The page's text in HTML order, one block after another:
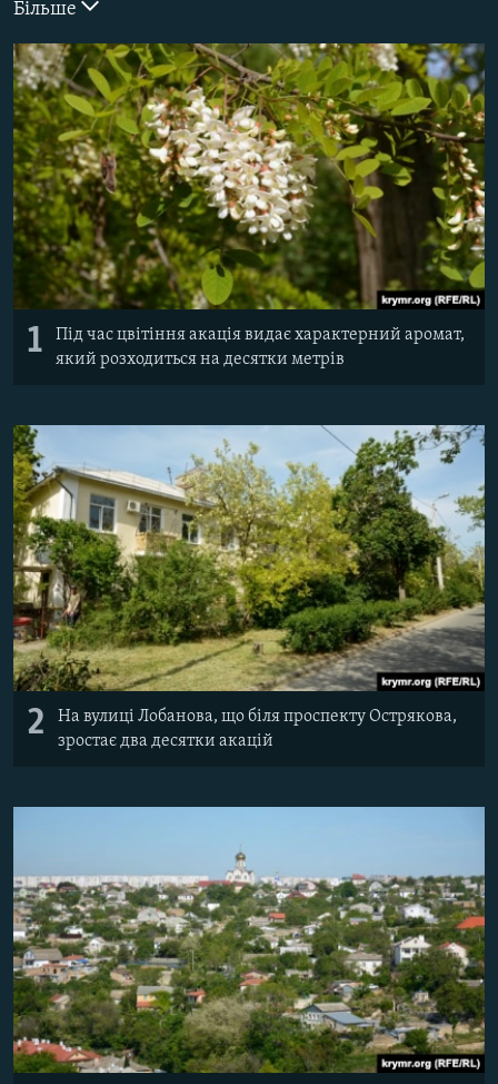
СВІДЧЕННЯ ОКУПАЦІЇ
УКРАЇНСЬКА ПРОБЛЕМА КРИМУ
ІНФОГРАФІКА
Русский
Qırımtatar
ДОЛУЧАЙСЯ!
Усі сайти RFE/RL
Більше
1
Під час цвітіння акація видає характерний аромат,
який розходиться на десятки метрів
2
На вулиці Лобанова, що біля проспекту Острякова,
зростає два десятки акацій